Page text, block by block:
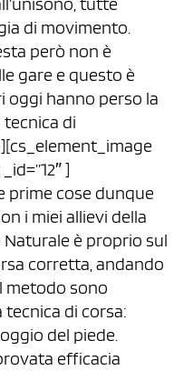
di movimento.
però non è
gare e questo è
oggi hanno perso la
di
]
prime cose dunque
i miei allievi della
è proprio sul
corretta, andando
metodo sono
di corsa:
del piede.
efficacia